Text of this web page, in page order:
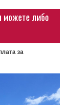
либо
за